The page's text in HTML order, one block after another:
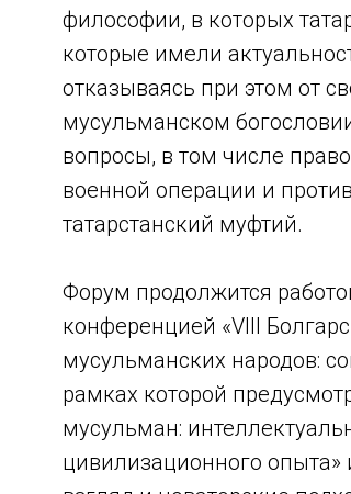
философии, в которых
которые имели
отказываясь при этом от
мусульманском
вопросы, в том числе
военной операции и
татарстанский муфтий.
Форум продолжится
конференцией «VIII
мусульманских народов:
рамках которой
мусульман:
цивилизационного опыта»